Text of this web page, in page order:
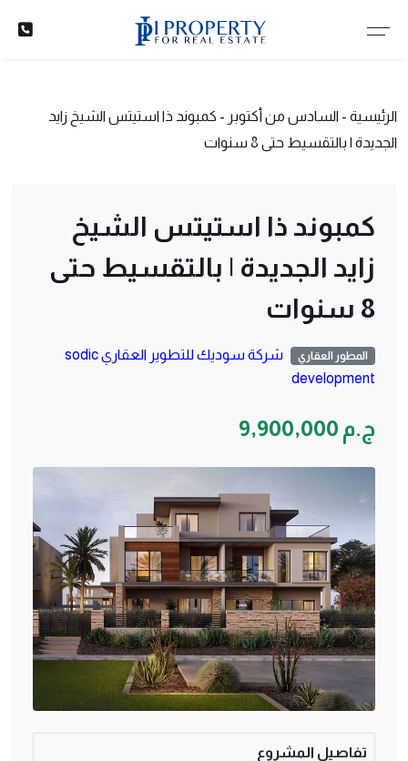
الرئيسية - السادس من أكتوبر - كمبوند ذا استيتس الشيخ زايد
الجديدة | بالتقسيط حتى 8 سنوات
كمبوند ذا استيتس الشيخ
زايد الجديدة | بالتقسيط حتى
8 سنوات
المطور العقاري
شركة سوديك للتطوير العقاري sodic
development
ج.م 9,900,000
تفاصيل المشروع